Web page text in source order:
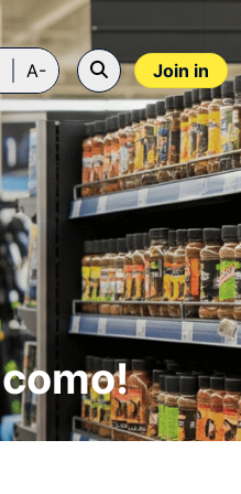
Join in
A-